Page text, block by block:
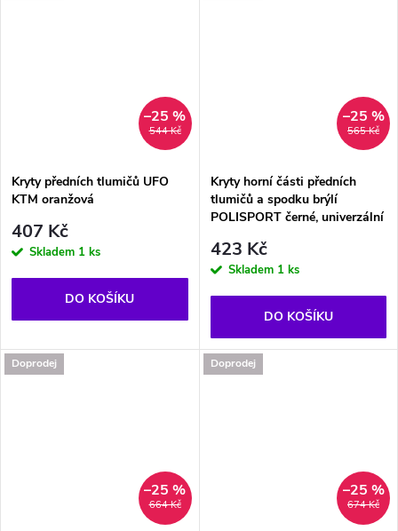
544 Kč
–25 %
Kryty předních tlumičů UFO
KTM oranžová
407 Kč
Skladem 1 ks
DO KOŠÍKU
565 Kč
–25 %
Kryty horní části předních
tlumičů a spodku brýlí
POLISPORT černé, univerzální
423 Kč
Skladem 1 ks
DO KOŠÍKU
Doprodej
664 Kč
–25 %
Doprodej
674 Kč
–25 %